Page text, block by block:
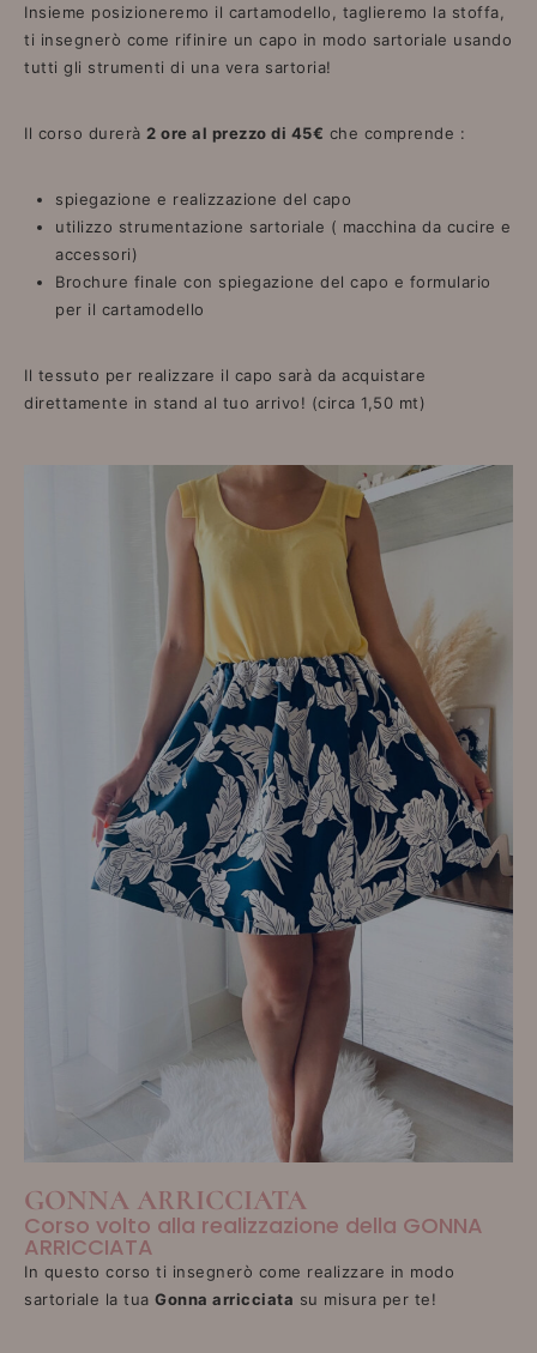
Insieme posizioneremo il cartamodello, taglieremo la stoffa,
ti insegnerò come rifinire un capo in modo sartoriale usando
tutti gli strumenti di una vera sartoria!
Il corso durerà 2 ore al prezzo di 45€ che comprende :
spiegazione e realizzazione del capo
utilizzo strumentazione sartoriale ( macchina da cucire e
accessori)
Brochure finale con spiegazione del capo e formulario
per il cartamodello
Il tessuto per realizzare il capo sarà da acquistare
direttamente in stand al tuo arrivo! (circa 1,50 mt)
GONNA ARRICCIATA
Corso volto alla realizzazione della GONNA
ARRICCIATA
In questo corso ti insegnerò come realizzare in modo
sartoriale la tua Gonna arricciata su misura per te!